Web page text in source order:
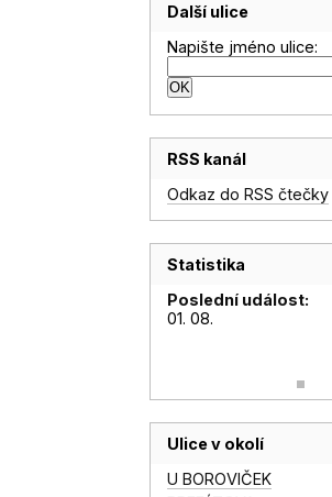
Další ulice
Napište jméno ulice:
RSS kanál
Odkaz do RSS čtečky
Statistika
Poslední událost:
01. 08.
Ulice v okolí
U BOROVIČEK